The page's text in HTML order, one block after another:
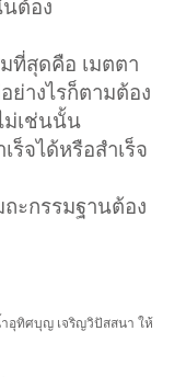
ต้อง
ที่สุดคือ เมตตา
างไรก็ตามต้อง
ม่เช่นนั้น
ร็จได้หรือสำเร็จ
ะกรรมฐานต้อง
อุทิศบุญ เจริญวิปัสสนา ให้